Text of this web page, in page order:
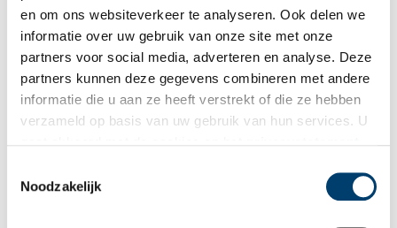
en om ons websiteverkeer te analyseren. Ook delen we
informatie over uw gebruik van onze site met onze
partners voor social media, adverteren en analyse. Deze
partners kunnen deze gegevens combineren met andere
informatie die u aan ze heeft verstrekt of die ze hebben
verzameld op basis van uw gebruik van hun services. U
Noodzakelijk
Ontvang de nieuwsbrief
Wilt u op de hoogte blijven van de mooiste verhalen en het
laatste erfgoednieuws? Schrijf u dan nu in voor onze
wekelijkse nieuwsbrief!
Bij inschrijving gaat u akkoord met ons